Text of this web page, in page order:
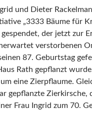
und Dieter
„3333 Bäume für
der jetzt zur
verstorbenen
87. Geburtstag
Rath gepflanzt
eine Zierpflaume.
gepflanzte Zierkirsche,
Frau Ingrid zum 70.